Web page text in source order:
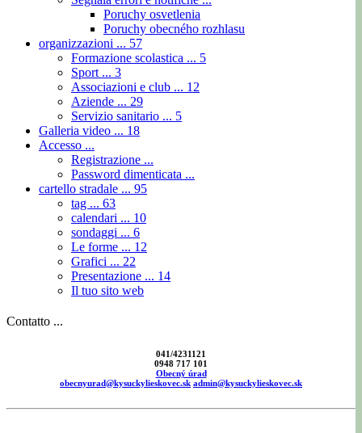
Poruchy osvetlenia
Poruchy obecného rozhlasu
organizzazioni ... 57
Formazione scolastica ... 5
Sport ... 3
Associazioni e club ... 12
Aziende ... 29
Servizio sanitario ... 5
Galleria video ... 18
Accesso ...
Registrazione ...
Password dimenticata ...
cartello stradale ... 95
tag ... 63
calendari ... 10
sondaggi ... 6
Le forme ... 12
Grafici ... 22
Presentazione ... 14
Il tuo sito web
Contatto ...
041/4231121
0948 717 101
Obecný úrad
obecnyurad@kysuckylieskovec.sk admin@kysuckylieskovec.sk